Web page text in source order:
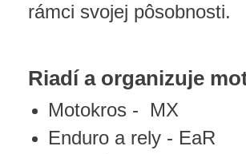
rámci svojej pôsobnosti.
Riadí a organizuje
Motokros - MX
Enduro a rely - EaR